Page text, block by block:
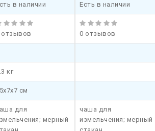
в наличии Есть в наличии
отзывов
0 отзывов
кг
см
для
мерный
чаша для
измельчения; мерный